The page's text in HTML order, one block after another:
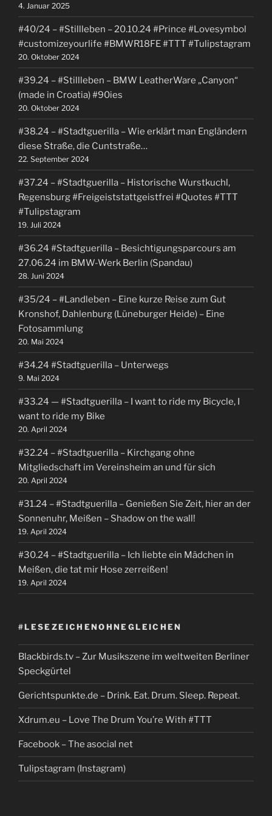
4. Januar 2025
#40/24 – #Stillleben – 20.10.24 #Prince #Lovesymbol
#customizeyourlife #BMWR18FE #TTT #Tulipstagram
20. Oktober 2024
#39.24 – #Stillleben – BMW LeatherWare „Canyon“
(made in Croatia) #90ies
20. Oktober 2024
#38.24 – #Stadtguerilla – Wie erklärt man Engländern
diese Straße, die Cuntstraße…
22. September 2024
#37.24 – #Stadtguerilla – Historische Wurstkuchl,
Regensburg #Freigeiststattgeistfrei #Quotes #TTT
#Tulipstagram
19. Juli 2024
#36.24 #Stadtguerilla – Besichtigungsparcours am
27.06.24 im BMW-Werk Berlin (Spandau)
28. Juni 2024
#35/24 – #Landleben – Eine kurze Reise zum Gut
Kronshof, Dahlenburg (Lüneburger Heide) – Eine
Fotosammlung
20. Mai 2024
#34.24 #Stadtguerilla – Unterwegs
9. Mai 2024
#33.24 — #Stadtguerilla – I want to ride my Bicycle, I
want to ride my Bike
20. April 2024
#32.24 – #Stadtguerilla – Kirchgang ohne
Mitgliedschaft im Vereinsheim an und für sich
20. April 2024
#31.24 – #Stadtguerilla – Genießen Sie Zeit, hier an der
Sonnenuhr, Meißen – Shadow on the wall!
19. April 2024
#30.24 – #Stadtguerilla – Ich liebte ein Mädchen in
Meißen, die tat mir Hose zerreißen!
19. April 2024
#LESEZEICHENOHNEGLEICHEN
Blackbirds.tv – Zur Musikszene im weltweiten Berliner
Speckgürtel
Gerichtspunkte.de – Drink. Eat. Drum. Sleep. Repeat.
Xdrum.eu – Love The Drum You’re With #TTT
Facebook – The asocial net
Tulipstagram (Instagram)